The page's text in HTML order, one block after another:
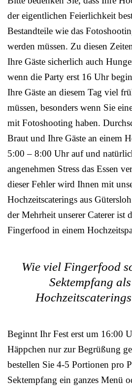
der eigentlichen Feierlichkeit
Bestandteile wie das
werden müssen. Zu diesen
Ihre Gäste sicherlich auch
wenn die Party erst 16 Uhr
Ihre Gäste an diesem Tag viel
müssen, besonders wenn Sie
mit Fotoshooting haben.
Braut und Ihre Gäste an einem
5:00 – 8:00 Uhr auf und
angenehmen Stress das Essen
dieser Fehler wird Ihnen mit
Hochzeitscaterings aus
der Mehrheit unserer Caterer ist
Fingerfood in einem
Wie viel Fingerfood
Sektempfang
Beginnt Ihr Fest erst um 16:00
Häppchen nur zur Begrüßung
bestellen Sie 4-5 Portionen pro
Sektempfang ein ganzes Menü